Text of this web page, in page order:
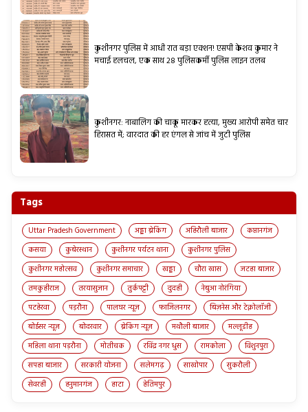
कुशीनगर पुलिस में आधी रात बड़ा एक्शन! एसपी केशव कुमार ने
मचाई हलचल, एक साथ 28 पुलिसकर्मी पुलिस लाइन तलब
कुशीनगर: नाबालिग की चाकू मारकर हत्या, मुख्य आरोपी समेत चार
हिरासत में; वारदात की हर एंगल से जांच में जुटी पुलिस
Tags
Uttar Pradesh Government अड्डा ब्रेकिंग अहिरौली बाजार
कप्तानगंज
कसया
कुबेरस्थान कुशीनगर पर्यटन थाना
कुशीनगर पुलिस
कुशीनगर महोत्सव
कुशीनगर समाचार खड्डा चौरा खास
जटहा बाजार
तमकुहीराज
तरयासुजान तुर्कपट्टी दुदही
नेबुआ नोरंगिया
पटहेरवा
पड़रौना पालघर न्यूज़ फाजिलनगर
बिज़नेस और टेक्नोलॉजी
बोईसर न्यूज़
बोदरवार ब्रेकिंग न्यूज़ मथौली बाजार
मल्लूडीह
महिला थाना पड़रौना
मोतीचक रविंद्र नगर धुस रामकोला
विशुनपुरा
सपहा बाजार
सरकारी योजना सलेमगढ़ साखोपार
सुकरौली
सेवरही
हनुमानगंज हाटा हेतिमपुर